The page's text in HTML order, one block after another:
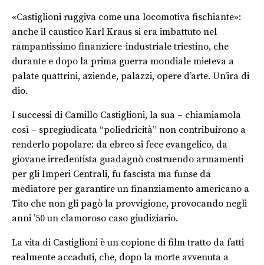
«Castiglioni ruggiva come una locomotiva fischiante»:
anche il caustico Karl Kraus si era imbattuto nel
rampantissimo finanziere-industriale triestino, che
durante e dopo la prima guerra mondiale mieteva a
palate quattrini, aziende, palazzi, opere d’arte. Un’ira di
dio.
I successi di Camillo Castiglioni, la sua – chiamiamola
così – spregiudicata “poliedricità” non contribuirono a
renderlo popolare: da ebreo si fece evangelico, da
giovane irredentista guadagnò costruendo armamenti
per gli Imperi Centrali, fu fascista ma funse da
mediatore per garantire un finanziamento americano a
Tito che non gli pagò la provvigione, provocando negli
anni ’50 un clamoroso caso giudiziario.
La vita di Castiglioni è un copione di film tratto da fatti
realmente accaduti, che, dopo la morte avvenuta a